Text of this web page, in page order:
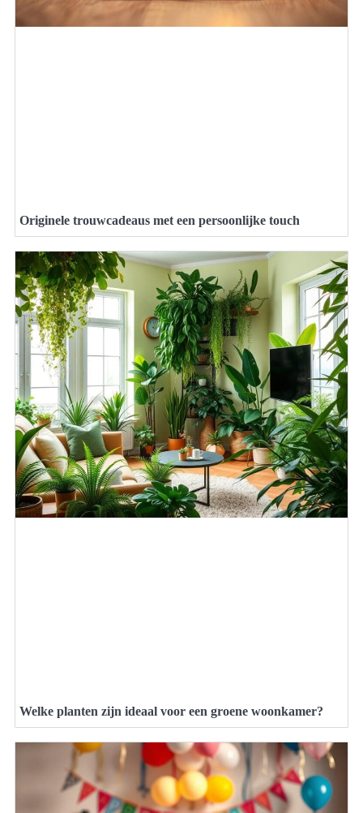
Originele trouwcadeaus met een persoonlijke touch
Welke planten zijn ideaal voor een groene woonkamer?